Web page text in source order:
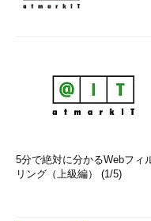
5分で絶対に分かるWebフィ
リング（上級編） (1/5)